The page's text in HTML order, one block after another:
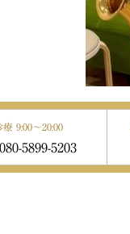
療 9:00～20:00
080-5899-5203